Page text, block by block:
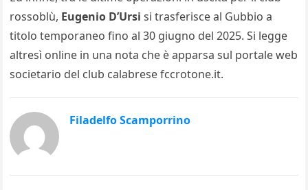
rossoblù, Eugenio D’Ursi si trasferisce al Gubbio a
titolo temporaneo fino al 30 giugno del 2025. Si legge
altresì online in una nota che è apparsa sul portale web
societario del club calabrese fccrotone.it.
Filadelfo Scamporrino